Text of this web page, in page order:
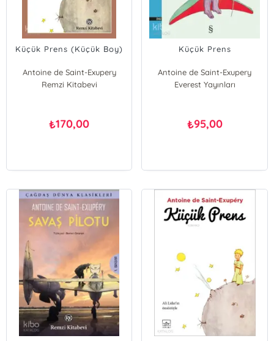
Küçük Prens (Küçük Boy)
Antoine de Saint-Exupery
Remzi Kitabevi
₺170,00
Küçük Prens
Antoine de Saint-Exupery
Everest Yayınları
₺95,00